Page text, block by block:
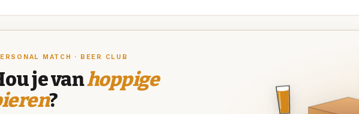
MATCH · BEER CLUB
je vanhoppige
?